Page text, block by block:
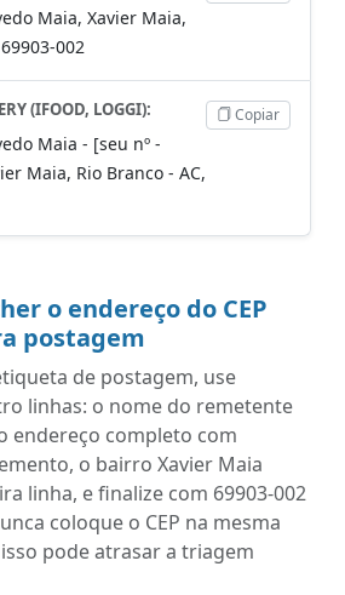
Maia, Xavier Maia,
002
(IFOOD, LOGGI):
Maia - [seu nº -
Maia, Rio Branco - AC,
Copiar
o endereço do CEP
postagem
de postagem, use
linhas: o nome do remetente
endereço completo com
o bairro Xavier Maia
linha, e finalize com 69903-002
coloque o CEP na mesma
pode atrasar a triagem